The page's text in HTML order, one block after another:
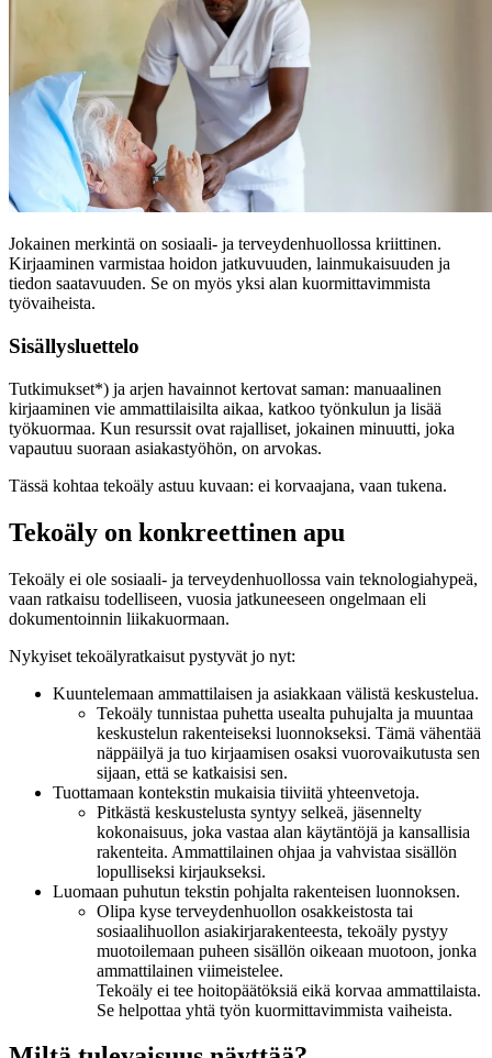
Jokainen merkintä on sosiaali- ja terveydenhuollossa kriittinen.
Kirjaaminen varmistaa hoidon jatkuvuuden, lainmukaisuuden ja
tiedon saatavuuden. Se on myös yksi alan kuormittavimmista
työvaiheista.
Sisällysluettelo
Tutkimukset*) ja arjen havainnot kertovat saman: manuaalinen
kirjaaminen vie ammattilaisilta aikaa, katkoo työnkulun ja lisää
työkuormaa. Kun resurssit ovat rajalliset, jokainen minuutti, joka
vapautuu suoraan asiakastyöhön, on arvokas.
Tässä kohtaa tekoäly astuu kuvaan: ei korvaajana, vaan tukena.
Tekoäly on konkreettinen apu
Tekoäly ei ole sosiaali- ja terveydenhuollossa vain teknologiahypeä,
vaan ratkaisu todelliseen, vuosia jatkuneeseen ongelmaan eli
dokumentoinnin liikakuormaan.
Nykyiset tekoälyratkaisut pystyvät jo nyt:
Kuuntelemaan ammattilaisen ja asiakkaan välistä keskustelua.
Tekoäly tunnistaa puhetta usealta puhujalta ja muuntaa
keskustelun rakenteiseksi luonnokseksi. Tämä vähentää
näppäilyä ja tuo kirjaamisen osaksi vuorovaikutusta sen
sijaan, että se katkaisisi sen.
Tuottamaan kontekstin mukaisia tiiviitä yhteenvetoja.
Pitkästä keskustelusta syntyy selkeä, jäsennelty
kokonaisuus, joka vastaa alan käytäntöjä ja kansallisia
rakenteita. Ammattilainen ohjaa ja vahvistaa sisällön
lopulliseksi kirjaukseksi.
Luomaan puhutun tekstin pohjalta rakenteisen luonnoksen.
Olipa kyse terveydenhuollon osakkeistosta tai
sosiaalihuollon asiakirjarakenteesta, tekoäly pystyy
muotoilemaan puheen sisällön oikeaan muotoon, jonka
ammattilainen viimeistelee.
Tekoäly ei tee hoitopäätöksiä eikä korvaa ammattilaista.
Se helpottaa yhtä työn kuormittavimmista vaiheista.